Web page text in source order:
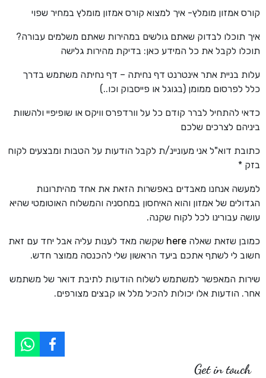
קורס אמזון מומלץ- איך למצוא קורס אמזון מומלץ במחיר שפוי
איך תוכלו לבדוק שאתם גולשים במהירות שאתם משלמים עבורה?
תוכלו לקבל את כל המידע כאן: בדיקת מהירות גלישה
עלות בניית אתר אינטרנט דף נחיתה – דף נחיתה משתמש בדרך
כלל לפרסום ממומן (בגוגל או פייסבוק וכו..)
כדאי להתחיל לברר קודם כל על וורדפרס וויקס או שופיפיי ולהשוות
ביניהם לצרכים שלכם
כתובת דוא"ל אני מעוניינ/ת לקבל הודעות על הטבות ומבצעים לקוח
בזק *
למעשה אנחנו מאבדים באפשרות הזאת את אחד מהיתרונות
הגדולים של אמזון והוא האיחסון במחסניה והמשלוח האוטומטי שהיא
עושה עבורינו לכל לקוח שקנה.
כמובן שזאת שאלה here שקשה מאד לענות עליה אבל יחד עם זאת
חשוב לי לשתף אתכם ביעד הראשון שלי להכנסה ממוצר חדש.
שירות המאפשר למשתמש לשלוח הודעות לתיבת דואר של משתמש
אחר. הודעות אלו יכולות להכיל מלל או קבצים מצורפים.
Get in touch